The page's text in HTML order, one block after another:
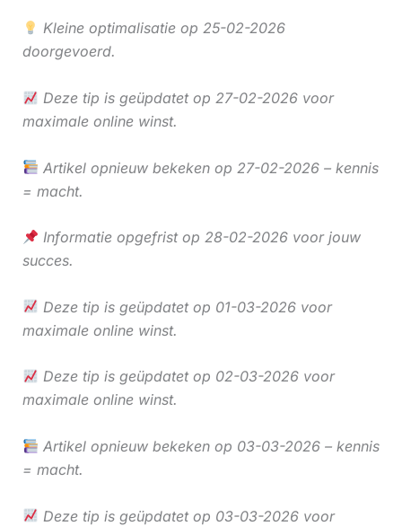
Kleine optimalisatie op 25-02-2026
doorgevoerd.
Deze tip is geüpdatet op 27-02-2026 voor
maximale online winst.
Artikel opnieuw bekeken op 27-02-2026 – kennis
= macht.
Informatie opgefrist op 28-02-2026 voor jouw
succes.
Deze tip is geüpdatet op 01-03-2026 voor
maximale online winst.
Deze tip is geüpdatet op 02-03-2026 voor
maximale online winst.
Artikel opnieuw bekeken op 03-03-2026 – kennis
= macht.
Deze tip is geüpdatet op 03-03-2026 voor